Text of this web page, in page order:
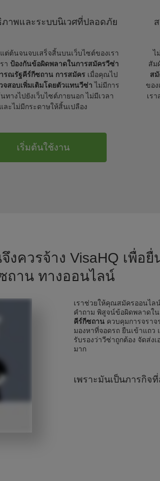
าพและระบบนิเวศที่ปลอดภัย
ต่ต้นจนจบเสร็จสิ้นบนเว็บไซต์ของเรา
า ป้องกันข้อผิดพลาดในการสมัครวีซ่า
รณรัฐคีร์กีซถาน การสมัคร เมื่อคุณไป
จสอบเพิ่มเติมโดยตัวแทนวีซ่า ไม่มีการ
ทางไปยังเว็บไซต์ภายนอก ไม่มีเวลา
และไม่มีกระดาษให้สิ้นเปลือง
ไ
สัม
ส
ของ
เร
เริ่มต้นใช้งาน
งควรจ้าง VisaHQ เพื่อ
ถาน ทางออนไลน์
เราช่วยให้คุณสมัครออนไ
คำถาม พิสูจน์ข้อผิดพลาดใ
คีร์กีซถาน ควบคุมการจรา
มองหาที่จอดรถ ยืนเข้าแถว
รับรองว่าวีซ่าถูกต้อง จัดส่ง
มาก
เพราะมันเป็นภารกิจ